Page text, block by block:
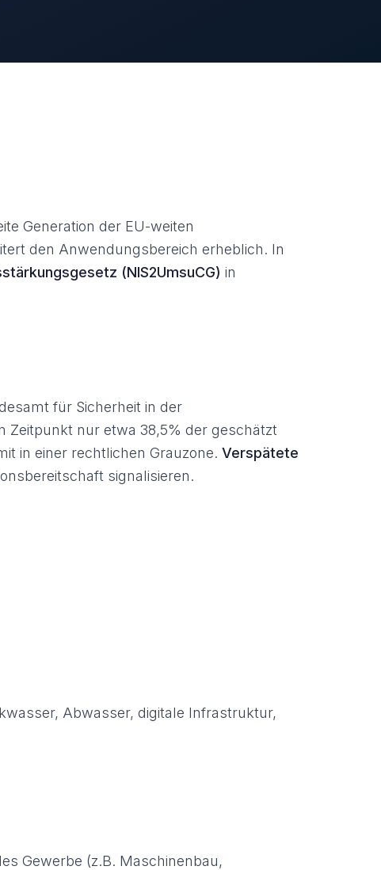
Generation der EU-weiten
den Anwendungsbereich erheblich. In
(NIS2UmsuCG) in
für Sicherheit in der
Zeitpunkt nur etwa 38,5% der geschätzt
in einer rechtlichen Grauzone. Verspätete
signalisieren.
Abwasser, digitale Infrastruktur,
Gewerbe (z.B. Maschinenbau,